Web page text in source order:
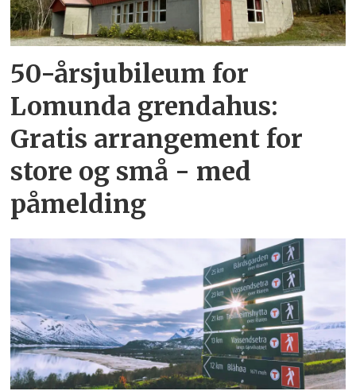
50-årsjubileum for
Lomunda grendahus:
Gratis arrangement for
store og små - med
påmelding